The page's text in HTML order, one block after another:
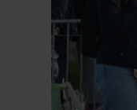
Ja, ich erlaube
Ich bin damit
an Drittplattformen